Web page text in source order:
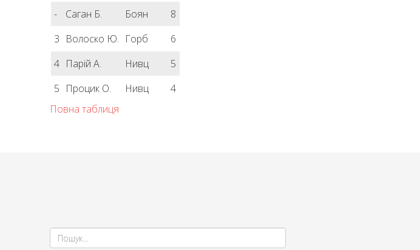
-
Саган Б. Боян
8
3 Волоско Ю. Горб
6
4 Парій А. Нивц
5
5 Процик О. Нивц
4
Повна таблиця